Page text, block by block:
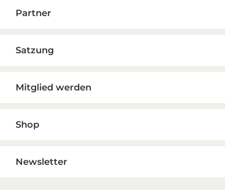
Partner
Satzung
Mitglied werden
Shop
Newsletter